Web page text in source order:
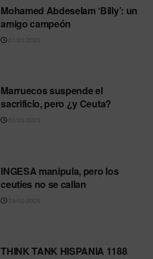
Mohamed Abdeselam ‘Billy’: un
amigo campeón
01/03/2025
Marruecos suspende el
sacrificio, pero ¿y Ceuta?
01/03/2025
INGESA manipula, pero los
ceutíes no se callan
23/02/2025
THINK TANK HISPANIA 1188